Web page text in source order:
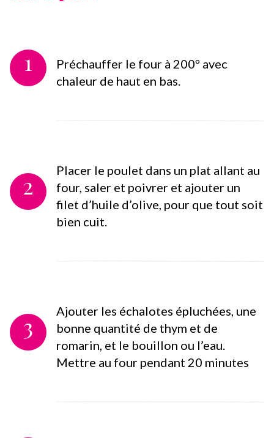
1
Préchauffer le four à 200º avec
chaleur de haut en bas.
2
Placer le poulet dans un plat allant au
four, saler et poivrer et ajouter un
filet d’huile d’olive, pour que tout soit
bien cuit.
3
Ajouter les échalotes épluchées, une
bonne quantité de thym et de
romarin, et le bouillon ou l’eau.
Mettre au four pendant 20 minutes